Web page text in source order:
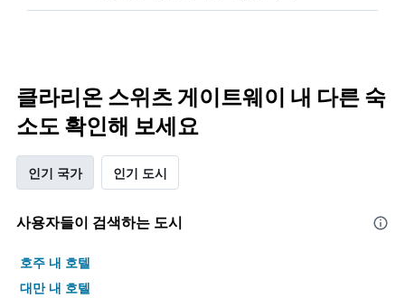
클라리온 스위츠 게이트웨이 내 다른 숙
소도 확인해 보세요
인기 국가 인기 도시
사용자들이 검색하는 도시
호주 내 호텔
대만 내 호텔